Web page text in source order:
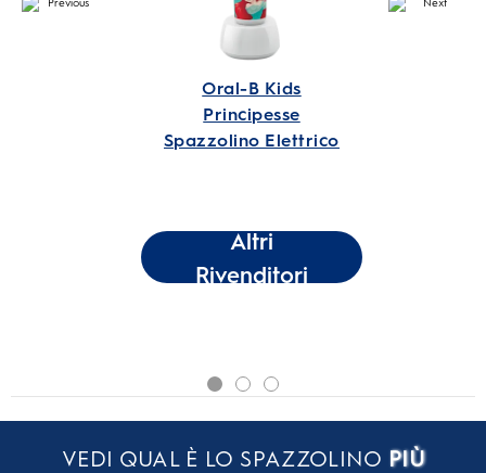
Oral-B Kids
Principesse
Spazzolino Elettrico
Altri
Rivenditori
VEDI QUAL È LO SPAZZOLINO PIÙ